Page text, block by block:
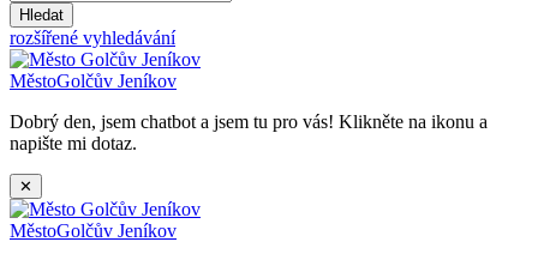
Hledat
rozšířené vyhledávání
MěstoGolčův Jeníkov
Dobrý den, jsem chatbot a jsem tu pro vás! Klikněte na ikonu a
napište mi dotaz.
✕
MěstoGolčův Jeníkov